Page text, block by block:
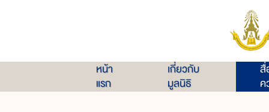
หน้า
แรก
เกี่ยวกับ
มูลนิธิ
สื่
ค